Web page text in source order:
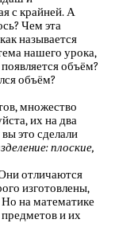
с крайней. А
Чем эта
называется
нашего урока,
объём?
объём?
множество
их на два
это сделали
плоские,
отличаются
изготовлены,
на математике
и их